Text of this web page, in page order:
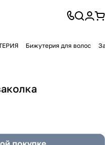
Бижутерия для волос